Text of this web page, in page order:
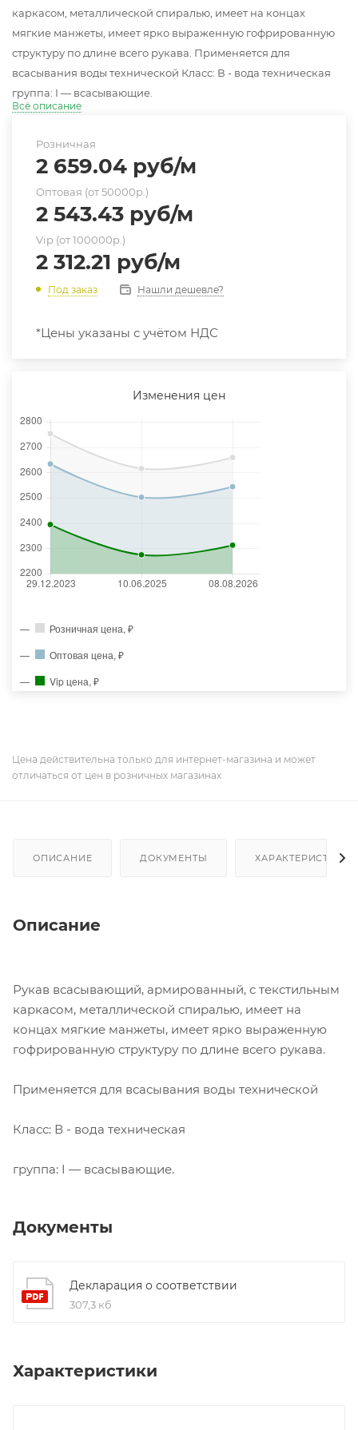
каркасом, металлической спиралью, имеет на концах
мягкие манжеты, имеет ярко выраженную гофрированную
структуру по длине всего рукава. Применяется для
всасывания воды технической Класс: В - вода техническая
группа: I — всасывающие.
Всё описание
Розничная
2 659.04 руб/м
Оптовая (от 50000р.)
2 543.43 руб/м
Vip (от 100000р.)
2 312.21 руб/м
Под заказ Нашли дешевле?
*Цены указаны с учётом НДС
Изменения цен
Розничная цена, ₽
Оптовая цена, ₽
Vip цена, ₽
Цена действительна только для интернет-магазина и может
отличаться от цен в розничных магазинах
ОПИСАНИЕ ДОКУМЕНТЫ ХАРАКТЕРИСТИКИ
Описание
Рукав всасывающий, армированный, с текстильным
каркасом, металлической спиралью, имеет на
концах мягкие манжеты, имеет ярко выраженную
гофрированную структуру по длине всего рукава.
Применяется для всасывания воды технической
Класс: В - вода техническая
группа: I — всасывающие.
Документы
Декларация о соответствии
307,3 кб
Характеристики